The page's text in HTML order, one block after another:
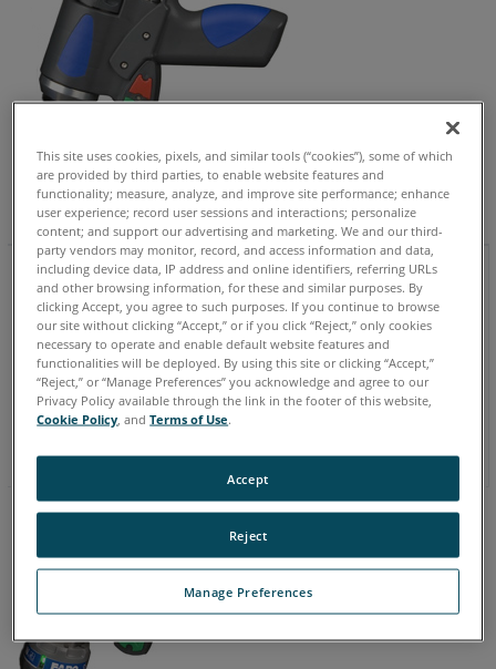
Sonda do Sensor Renishaw
A função da sonda do sensor Renishaw é semelhante ao
sensor TP20. A única diferença que você notará é que a sonda
do sensor é rígida, enquanto o sensor TP20 tem “folga”. Ele usa
um mecanismo de detecção diferente, mas fornece todos os
mesmos benefícios que o TP20. Um benefício adicional da
Sonda do Sensor são os LEDs de feedback no corpo do sensor.
This site uses cookies, pixels, and similar tools (“cookies”), some of which
are provided by third parties, to enable website features and
functionality; measure, analyze, and improve site performance; enhance
user experience; record user sessions and interactions; personalize
content; and support our advertising and marketing. We and our third-
party vendors may monitor, record, and access information and data,
including device data, IP address and online identifiers, referring URLs
and other browsing information, for these and similar purposes. By
clicking Accept, you agree to such purposes. If you continue to browse
our site without clicking “Accept,” or if you click “Reject,” only cookies
necessary to operate and enable default website features and
functionalities will be deployed. By using this site or clicking “Accept,”
“Reject,” or “Manage Preferences” you acknowledge and agree to our
Privacy Policy available through the link in the footer of this website,
Cookie Policy , andTerms of Use.
Manage Preferences
Reject
Accept